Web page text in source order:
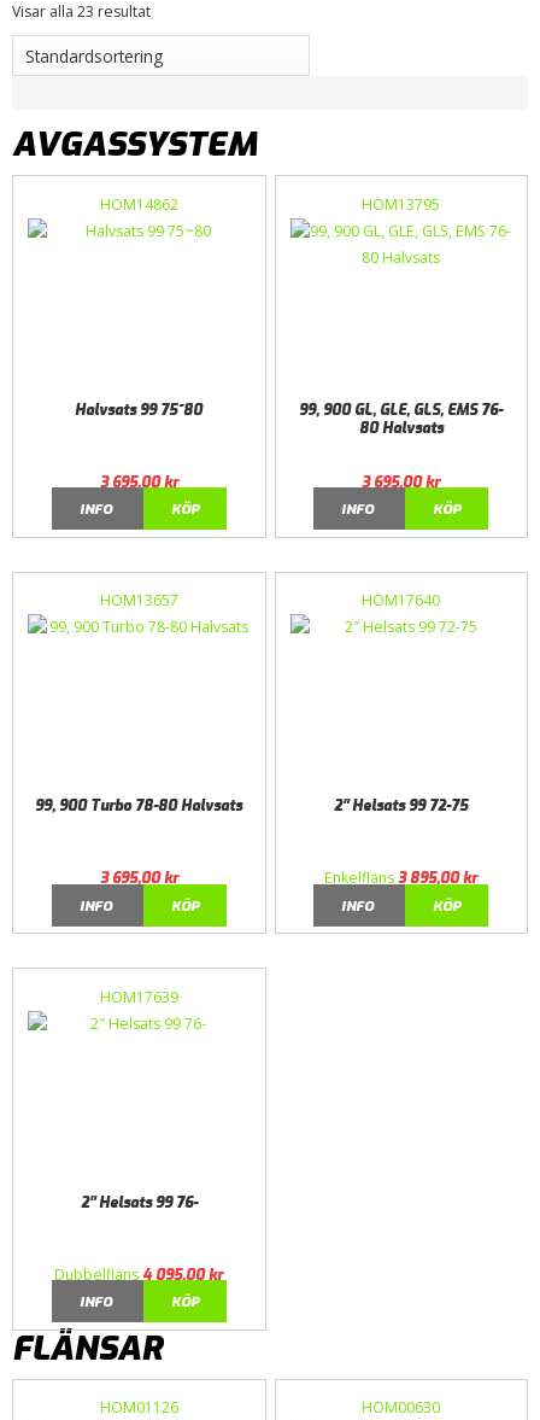
Visar alla 23 resultat
AVGASSYSTEM
HOM14862
Halvsats 99 75~80
3 695,00kr
INFO
KÖP
HOM13795
99, 900 GL, GLE, GLS, EMS 76-
80 Halvsats
3 695,00kr
INFO
KÖP
HOM13657
99, 900 Turbo 78-80 Halvsats
3 695,00kr
INFO
KÖP
HOM17640
2″ Helsats 99 72-75
Enkelfläns 3 895,00kr
INFO
KÖP
HOM17639
2″ Helsats 99 76-
Dubbelfläns 4 095,00kr
INFO
KÖP
FLÄNSAR
HOM01126 HOM00630